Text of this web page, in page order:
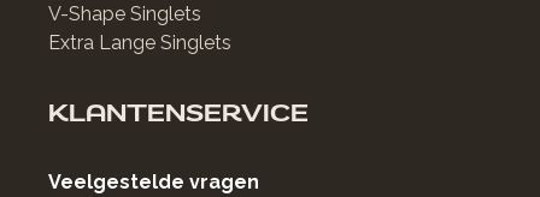
V-Shape Singlets
Extra Lange Singlets
KLANTENSERVICE
Veelgestelde vragen